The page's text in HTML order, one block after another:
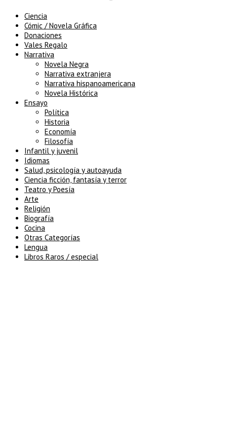
Ciencia
Cómic / Novela Gráfica
Donaciones
Vales Regalo
Narrativa
Novela Negra
Narrativa extranjera
Narrativa hispanoamericana
Novela Histórica
Ensayo
Política
Historia
Economía
Filosofía
Infantil y juvenil
Idiomas
Salud, psicología y autoayuda
Ciencia ficción, fantasía y terror
Teatro y Poesía
Arte
Religión
Biografía
Cocina
Otras Categorías
Lengua
Libros Raros / especial